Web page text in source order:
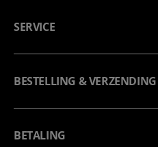
SERVICE
BESTELLING & VERZENDING
BETALING